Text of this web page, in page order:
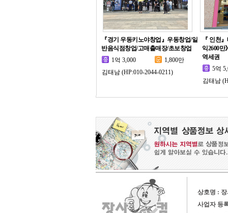
『경기 우동키노야창업』우동창업/일
반음식점창업/고매출매장/초보창업
1억 3,000
1,800만
김태남 (HP:010-2044-0211)
『 인천
익2600만
역세권
5억
김태남
상호명 :
사업자 등